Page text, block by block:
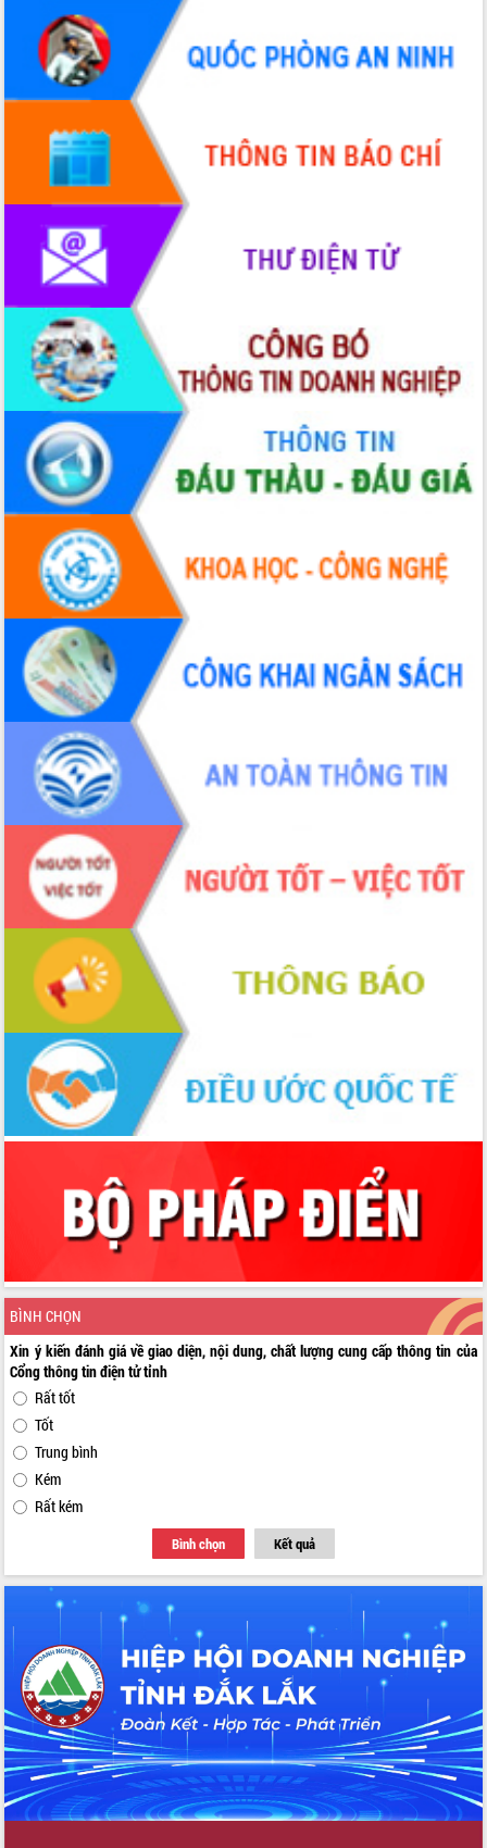
BÌNH CHỌN
Xin ý kiến đánh giá về giao diện, nội dung, chất lượng cung cấp thông tin của
Cổng thông tin điện tử tỉnh
Rất tốt
Tốt
Trung bình
Kém
Rất kém
Bình chọn Kết quả